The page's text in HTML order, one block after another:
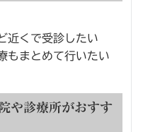
近くで受診したい
もまとめて行いたい
や診療所がおすす